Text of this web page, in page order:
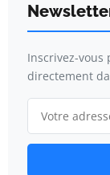
Inscrivez-vous
directement